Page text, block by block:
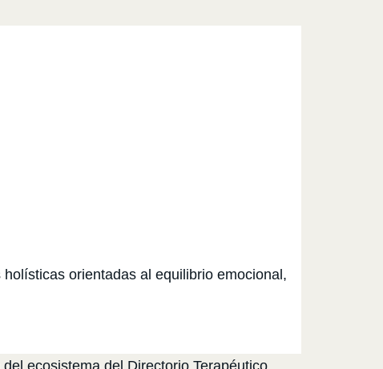
orientadas al equilibrio emocional,
ecosistema del Directorio Terapéutico